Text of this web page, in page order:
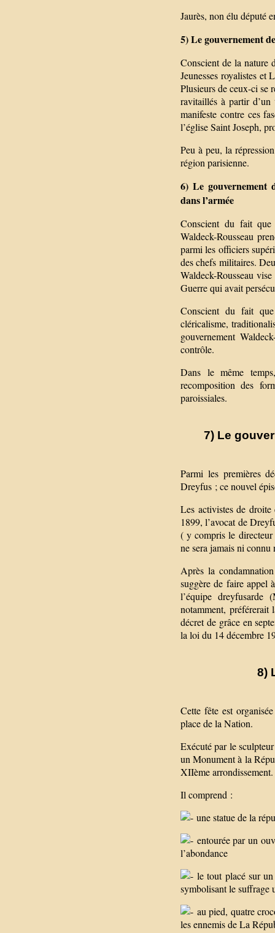
Jaurès, non élu député
5) Le gouvernement
Conscient de la nature
Jeunesses royalistes et
Plusieurs de ceux-ci se
ravitaillés à partir
manifeste contre ces
l’église Saint Joseph,
Peu à peu, la
région parisienne.
6) Le gouvernement
dans l’armée
Conscient du fait que
Waldeck-Rousseau
parmi les officiers
des chefs militaires.
Waldeck-Rousseau
Guerre qui avait
Conscient du fait
cléricalisme,
gouvernement
contrôle.
Dans le même
recomposition des
paroissiales.
7) Le
Parmi les premières
Dreyfus ; ce nouvel
Les activistes de
1899, l’avocat de
( y compris le directeur
ne sera jamais ni connu
Après la
suggère de faire appel
l’équipe dreyfusarde
notamment,
décret de grâce en
la loi du 14 décembre
8)
Cette fête est
place de la Nation.
Exécuté par le
un Monument à la
XIIème arrondissement.
Il comprend :
une statue de la
entourée par un
l’abondance
le tout placé sur
symbolisant le suffrage
au pied, quatre
les ennemis de La